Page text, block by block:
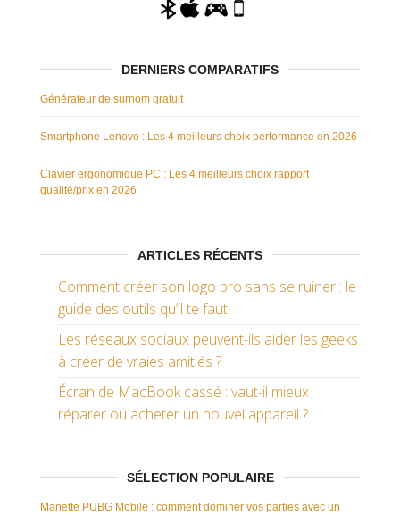
DERNIERS COMPARATIFS
Générateur de surnom gratuit
Smartphone Lenovo : Les 4 meilleurs choix performance en 2026
Clavier ergonomique PC : Les 4 meilleurs choix rapport
qualité/prix en 2026
ARTICLES RÉCENTS
Comment créer son logo pro sans se ruiner : le
guide des outils qu’il te faut
Les réseaux sociaux peuvent-ils aider les geeks
à créer de vraies amitiés ?
Écran de MacBook cassé : vaut-il mieux
réparer ou acheter un nouvel appareil ?
SÉLECTION POPULAIRE
Manette PUBG Mobile : comment dominer vos parties avec un